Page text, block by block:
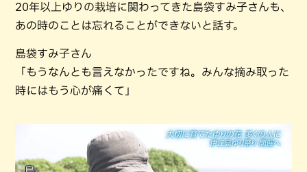
20年以上ゆりの栽培に関わってきた島袋すみ子さんも、
あの時のことは忘れることができないと話す。
島袋すみ子さん
「もうなんとも言えなかったですね。みんな摘み取った
時にはもう心が痛くて」